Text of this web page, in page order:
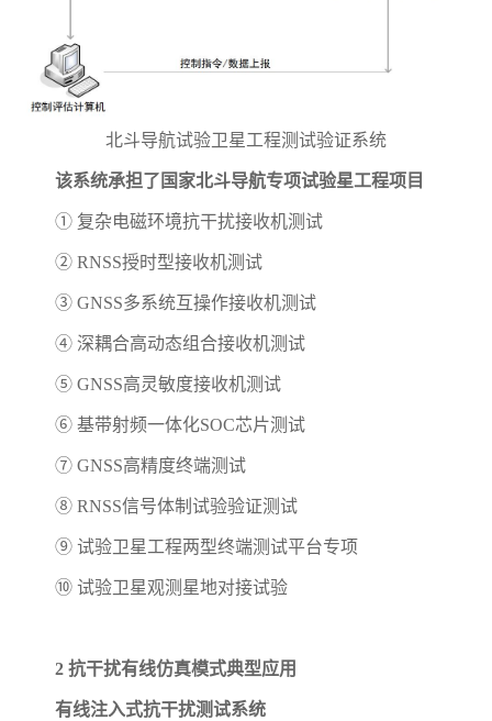
北斗导航试验卫星工程测试验证系统
该系统承担了国家北斗导航专项试验星工程项目
① 复杂电磁环境抗干扰接收机测试
② RNSS授时型接收机测试
③ GNSS多系统互操作接收机测试
④ 深耦合高动态组合接收机测试
⑤ GNSS高灵敏度接收机测试
⑥ 基带射频一体化SOC芯片测试
⑦ GNSS高精度终端测试
⑧ RNSS信号体制试验验证测试
⑨ 试验卫星工程两型终端测试平台专项
⑩ 试验卫星观测星地对接试验
2 抗干扰有线仿真模式典型应用
有线注入式抗干扰测试系统